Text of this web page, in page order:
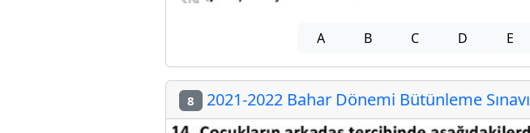
A B C D E
8 2021-2022 Bahar Dönemi Bütünleme Sınavı